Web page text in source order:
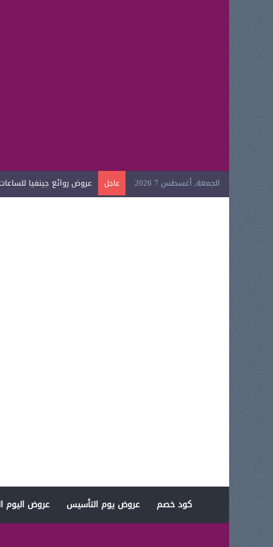
الجمعة, أغسطس 7 2026 عاجل عروض روائع جينفيا للساعات
كود خصم عروض يوم التأسيس عروض اليوم